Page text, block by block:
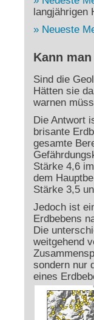
langjährigen
Neueste
Kann
Sind die
Hätten sie
warnen
Die Antwort
brisante
gesamte
Stärke 4,6
dem
Stärke 3,5
Jedoch ist
Erdbebens
Die
weitgehend
sondern nur
eines